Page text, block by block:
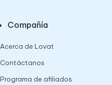
Compañía
Acerca de Lovat
Contáctanos
Programa de afiliados